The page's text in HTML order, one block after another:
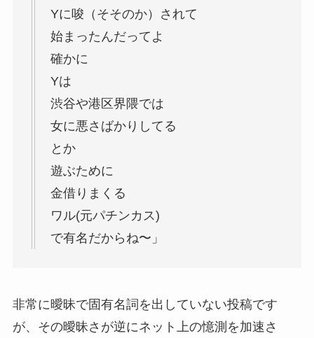
Yに唆（そそのか）されて
始まったんだってよ
確かに
Yは
渋谷や港区界隈では
女に悪さばかりしてる
とか
遊ぶために
金借りまくる
ワル(元パチンカス)
で有名だからね〜」
非常に曖昧で固有名詞を出していない投稿です
が、その曖昧さが逆にネット上の憶測を加速さ